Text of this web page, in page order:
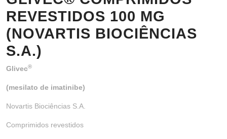
REVESTIDOS 100 MG
(NOVARTIS BIOCIÊNCIAS
S.A.)
Glivec®
(mesilato de imatinibe)
Novartis Biociências S.A.
Comprimidos revestidos